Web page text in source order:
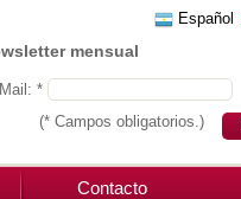
Español
mensual
*
(* Campos obligatorios.)
Contacto